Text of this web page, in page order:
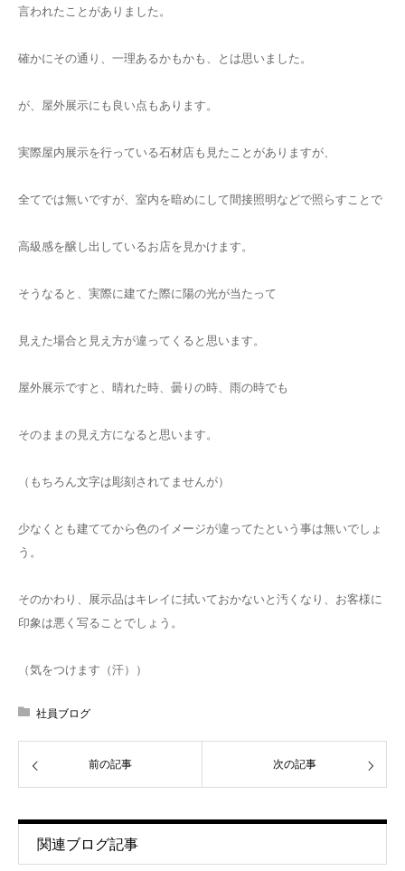
言われたことがありました。
確かにその通り、一理あるかもかも、とは思いました。
が、屋外展示にも良い点もあります。
実際屋内展示を行っている石材店も見たことがありますが、
全てでは無いですが、室内を暗めにして間接照明などで照らすことで
高級感を醸し出しているお店を見かけます。
そうなると、実際に建てた際に陽の光が当たって
見えた場合と見え方が違ってくると思います。
屋外展示ですと、晴れた時、曇りの時、雨の時でも
そのままの見え方になると思います。
（もちろん文字は彫刻されてませんが）
少なくとも建ててから色のイメージが違ってたという事は無いでしょ
う。
そのかわり、展示品はキレイに拭いておかないと汚くなり、お客様に
印象は悪く写ることでしょう。
（気をつけます（汗））
社員ブログ
前の記事 次の記事
関連ブログ記事